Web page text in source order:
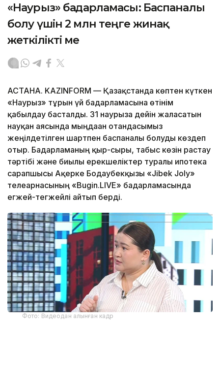
«Наурыз» бағдарламасы: Баспаналы
болу үшін 2 млн теңге жинақ
жеткілікті ме
АСТАНА. KAZINFORM — Қазақстанда көптен күткен
«Наурыз» тұрғын үй бағдарламасына өтінім
қабылдау басталды. 31 наурызға дейін жалғасатын
науқан аясында мыңдаған отандасымыз
жеңілдетілген шартпен баспаналы болуды көздеп
отыр. Бағдарламаның қыр-сыры, табыс көзін растау
тәртібі және биылғы ерекшеліктер туралы ипотека
сарапшысы Ақерке Бодаубекқызы «Jibek Joly»
телеарнасының «Bugin.LIVE» бағдарламасында
егжей-тегжейлі айтып берді.
Фото: Видеодан алынған кадр